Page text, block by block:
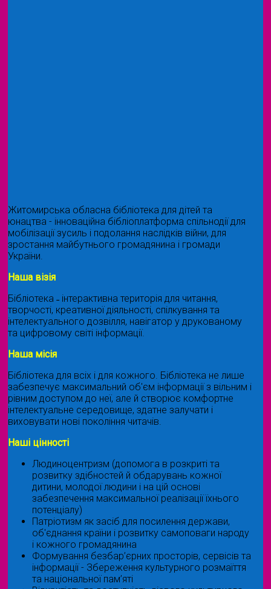
Житомирська обласна бібліотека для дітей та
юнацтва - інноваційна бібліоплатформа спільнодії для
мобілізації зусиль і подолання наслідків війни, для
зростання майбутнього громадянина і громади
України.
Наша візія
Бібліотека ˗ інтерактивна територія для читання,
творчості, креативної діяльності, спілкування та
інтелектуального дозвілля, навігатор у друкованому
та цифровому світі інформації.
Наша місія
Бібліотека для всіх і для кожного. Бібліотека не лише
забезпечує максимальний об'єм інформації з вільним і
рівним доступом до неї, але й створює комфортне
інтелектуальне середовище, здатне залучати і
виховувати нові покоління читачів.
Наші цінності
Людиноцентризм (допомога в розкриті та
розвитку здібностей й обдарувань кожної
дитини, молодої людини і на цій основі
забезпечення максимальної реалізації їхнього
потенціалу)
Патріотизм як засіб для посилення держави,
об'єднання країни і розвитку самоповаги народу
і кожного громадянина
Формування безбар’єрних просторів, сервісів та
інформації - Збереження культурного розмаїття
та національної пам’яті